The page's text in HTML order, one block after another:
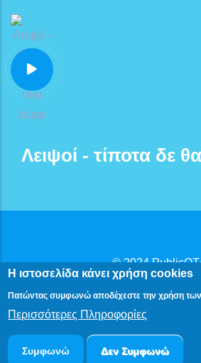
Λειψοί - τίποτα δε
© 2024
Δήλωση Προβασιμότητας|
Προσωπικών
Η ιστοσελίδα κάνει χρήση cookies
Πατώντας συμφωνώ αποδέχεστε την χρήση
Περισσότερες Πληροφορίες
Συμφωνώ Δεν Συμφωνώ